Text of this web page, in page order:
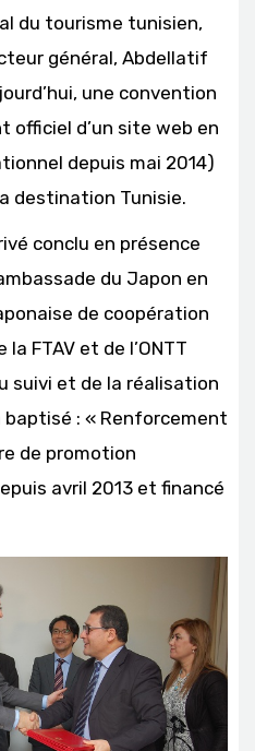
du tourisme tunisien,
général, Abdellatif
une convention
officiel d’un site web en
depuis mai 2014)
destination Tunisie.
conclu en présence
du Japon en
de coopération
FTAV et de l’ONTT
suivi et de la réalisation
: « Renforcement
de promotion
avril 2013 et financé